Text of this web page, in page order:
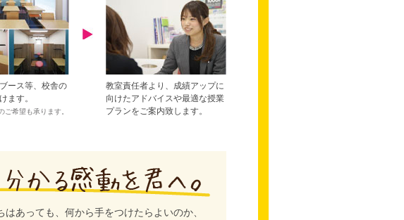
ース等、校舎の
ます。
希望も承ります。
教室責任者より、成績アップに
向けたアドバイスや最適な授業
プランをご案内致します。
あっても、何から手をつけたらよいのか、